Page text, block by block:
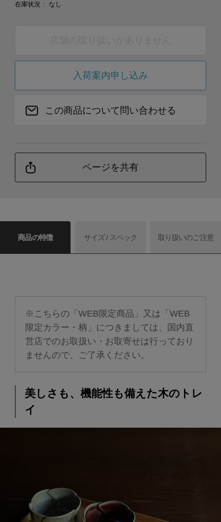
在庫状況
なし
この商品について問い合わせる
ページを共有
入荷案内申し込み
商品の特徴 サイズ / スペック 取り扱いのご注意
※こちらの「WEB限定商品」又は「WEB
限定カラー・柄」につきましては、国内直
営店でのお取扱い・お取寄せは行っており
ませんので、ご了承ください。
美しさも、機能性も備えた木のトレ
イ